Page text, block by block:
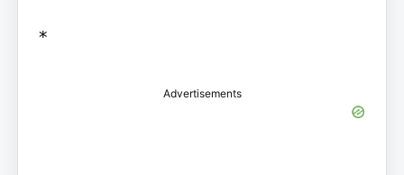
*
Advertisements